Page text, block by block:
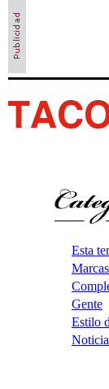
Esta
Marcas
Gente
Estilo